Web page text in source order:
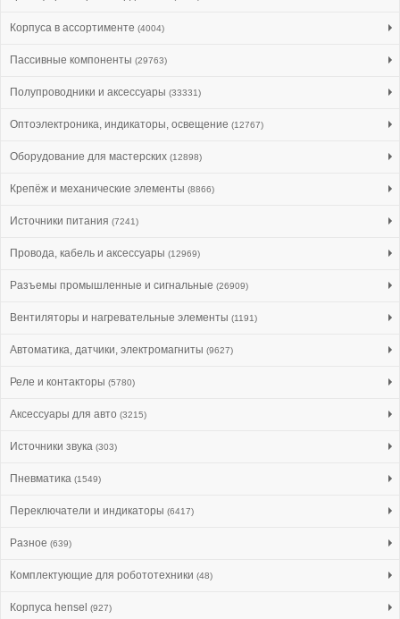
Корпуса в ассортименте (4004)
Пассивные компоненты (29763)
Полупроводники и аксессуары (33331)
Оптоэлектроника, индикаторы, освещение (12767)
Оборудование для мастерских (12898)
Крепёж и механические элементы (8866)
Источники питания (7241)
Провода, кабель и аксессуары (12969)
Разъемы промышленные и сигнальные (26909)
Вентиляторы и нагревательные элементы (1191)
Автоматика, датчики, электромагниты (9627)
Реле и контакторы (5780)
Аксессуары для авто (3215)
Источники звука (303)
Пневматика (1549)
Переключатели и индикаторы (6417)
Разное (639)
Комплектующие для робототехники (48)
Корпуса hensel (927)